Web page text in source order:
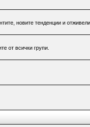
новите тенденции и
от всички групи.